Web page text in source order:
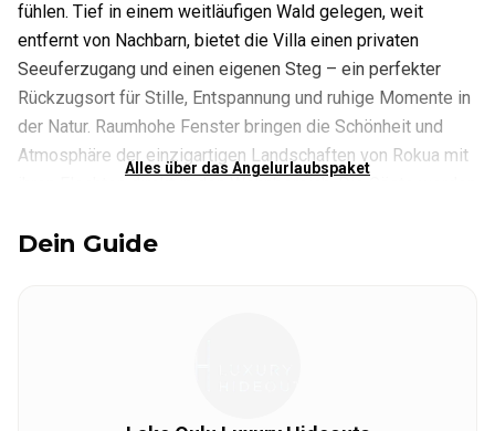
fühlen. Tief in einem weitläufigen Wald gelegen, weit
entfernt von Nachbarn, bietet die Villa einen privaten
Seeuferzugang und einen eigenen Steg – ein perfekter
Rückzugsort für Stille, Entspannung und ruhige Momente in
der Natur. Raumhohe Fenster bringen die Schönheit und
Atmosphäre der einzigartigen Landschaften von Rokua mit
holzbeheizten Whirlpool und einer überdachten Terrasse
Alles über das Angelurlaubspaket
Dein Guide